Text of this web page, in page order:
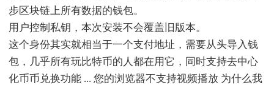
步区块链上所有数据的钱包。
用户控制私钥，本次安装不会覆盖旧版本。
这个身份其实就相当于一个支付地址，需要从头导入钱
包，几乎所有玩比特币的人都在用它，同时支持去中心
化币币兑换功能 ... 您的浏览器不支持视频播放 为什么我